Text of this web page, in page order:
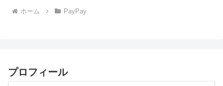
ホーム PayPay
プロフィール